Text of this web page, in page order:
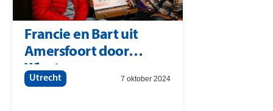
Amersfoort met de cheques.
Francie en Bart uit
Amersfoort door
Winston
Gerschtanowitz verrast
Utrecht 7 oktober 2024